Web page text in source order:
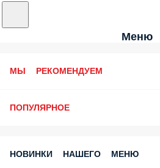
Меню
МЫ РЕКОМЕНДУЕМ
ПОПУЛЯРНОЕ
НОВИНКИ НАШЕГО МЕНЮ